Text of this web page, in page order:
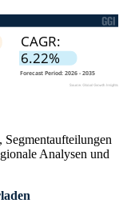
Analysen und